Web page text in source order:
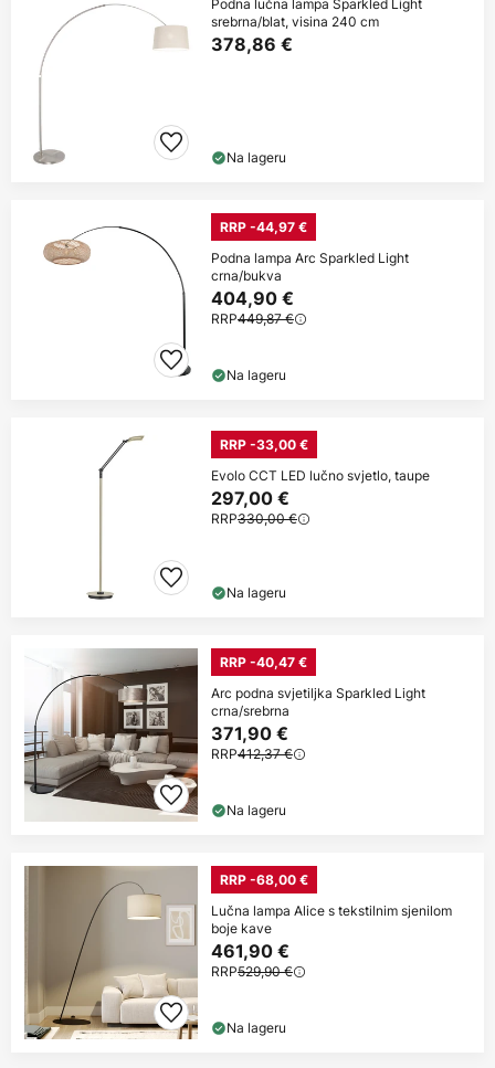
srebrna/blat, visina 240 cm
378,86 €
Na lageru
RRP -44,97 €
Podna lampa Arc Sparkled Light
crna/bukva
404,90 €
RRP449,87 €
Na lageru
RRP -33,00 €
Evolo CCT LED lučno svjetlo, taupe
297,00 €
RRP330,00 €
Na lageru
RRP -40,47 €
Arc podna svjetiljka Sparkled Light
crna/srebrna
371,90 €
RRP412,37 €
Na lageru
RRP -68,00 €
Lučna lampa Alice s tekstilnim sjenilom
boje kave
461,90 €
RRP529,90 €
Na lageru